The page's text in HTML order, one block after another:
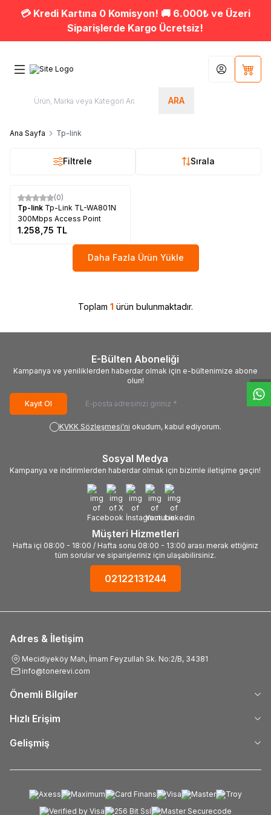
W
h
t
s
a
p
p
D
e
s
e
H
a
t
t
💳 Kredi Kartına 0 Komisyon! 🚚 6.000₺ ve Üzeri
Siparişlerde Kargo Ücretsiz!
ARA
Hesabım
Ana Sayfa Tp-link
Filtrele Sırala
(0)
Tp-link Tp-Link TL-WA801N
300Mbps Access Point
1.258,75 TL
Daha Fazla Ürün Yükle
Toplam 1 ürün bulunmaktadır.
E-Bülten Aboneliği
Kampanya ve yeniliklerden haberdar olmak için e-bültenimize abone
olun!
Kayıt Ol
KVKK Sözleşmesi'ni okudum, kabul ediyorum.
Sosyal Medya
Kampanya ve indirimlerden haberdar olmak için bizimle iletişime geçin!
Müşteri Hizmetleri
Hafta içi 08:00 - 18:00 / Hafta sonu 08:00 - 13:00 arası merak ettiğiniz
tüm sorular ve siparişleriniz için ulaşabilirsiniz.
02122131244
Adres & İletişim
Mecidiyeköy Mah, İmam Feyzullah Sk. No:2/B, 34381
info@tonerevi.com
Önemli Bilgiler
Hızlı Erişim
Gelişmiş